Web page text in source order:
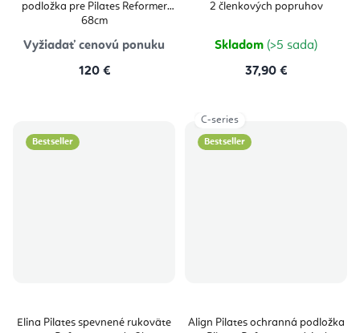
podložka pre Pilates Reformer
68cm
Vyžiadať cenovú ponuku
120 €
2 členkových popruhov
Skladom (>5 sada)
37,90 €
Bestseller
Elina Pilates spevnené rukoväte
Bestseller
Align Pilates ochranná podložka
C-series